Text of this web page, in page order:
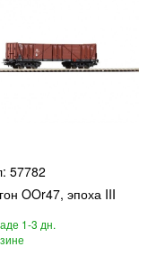
57782
OOr47, эпоха III